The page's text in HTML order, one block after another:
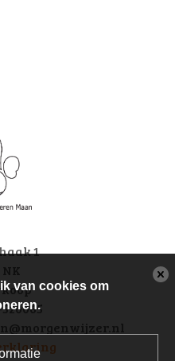
1
NK
van cookies om